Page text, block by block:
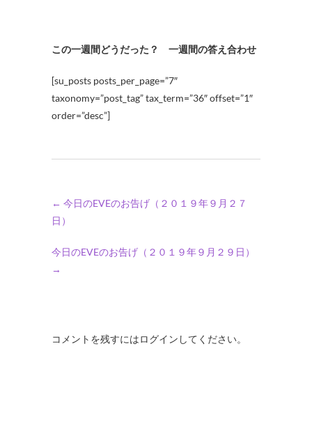
この一週間どうだった？ 一週間の答え合わせ
[su_posts posts_per_page=”7″
taxonomy=”post_tag” tax_term=”36″ offset=”1″
order=”desc”]
← 今日のEVEのお告げ（２０１９年９月２７
日）
今日のEVEのお告げ（２０１９年９月２９日）
→
コメントを残すにはログインしてください。